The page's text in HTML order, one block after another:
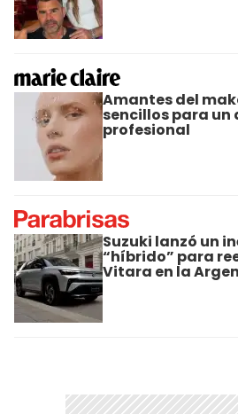
Amantes del
sencillos para un
profesional
Suzuki lanzó un
“híbrido” para
Vitara en la